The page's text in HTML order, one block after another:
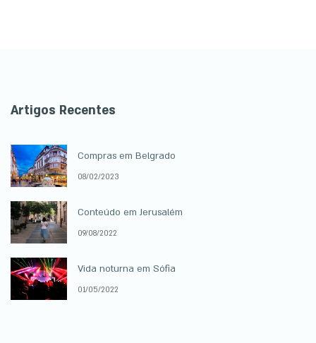
Artigos Recentes
Compras em Belgrado
08/02/2023
Conteúdo em Jerusalém
09/08/2022
Vida noturna em Sófia
01/05/2022